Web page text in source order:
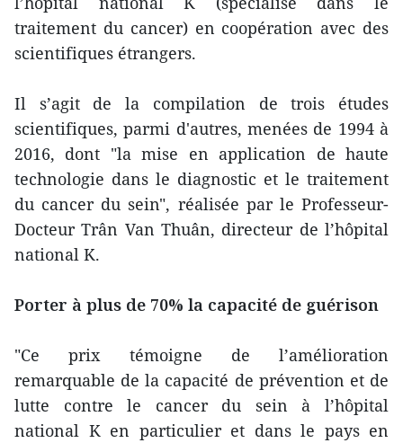
traitement du cancer) en coopération avec des
scientifiques étrangers.
Il s’agit de la compilation de trois études
scientifiques, parmi d'autres, menées de 1994 à
2016, dont "la mise en application de haute
technologie dans le diagnostic et le traitement
du cancer du sein", réalisée par le Professeur-
Docteur Trân Van Thuân, directeur de l’hôpital
national K.
Porter à plus de 70% la capacité de guérison
"Ce prix témoigne de l’amélioration
remarquable de la capacité de prévention et de
lutte contre le cancer du sein à l’hôpital
national K en particulier et dans le pays en